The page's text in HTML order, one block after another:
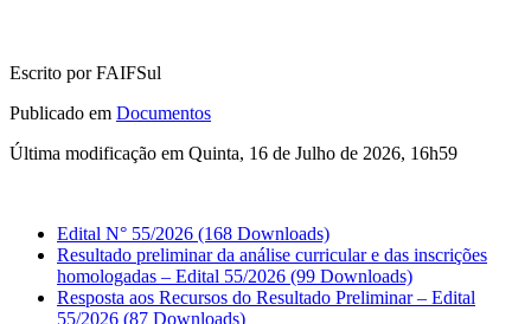
Escrito por FAIFSul
Publicado em Documentos
Última modificação em Quinta, 16 de Julho de 2026, 16h59
Edital N° 55/2026 (168 Downloads)
Resultado preliminar da análise curricular e das inscrições
homologadas – Edital 55/2026 (99 Downloads)
Resposta aos Recursos do Resultado Preliminar – Edital
55/2026 (87 Downloads)